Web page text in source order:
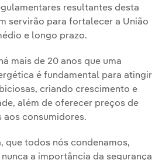
resultantes desta
servirão para fortalecer a União
e longo prazo.
mais de 20 anos que uma
é fundamental para atingir
criando crescimento e
além de oferecer preços de
consumidores.
que todos nós condenamos,
a importância da segurança